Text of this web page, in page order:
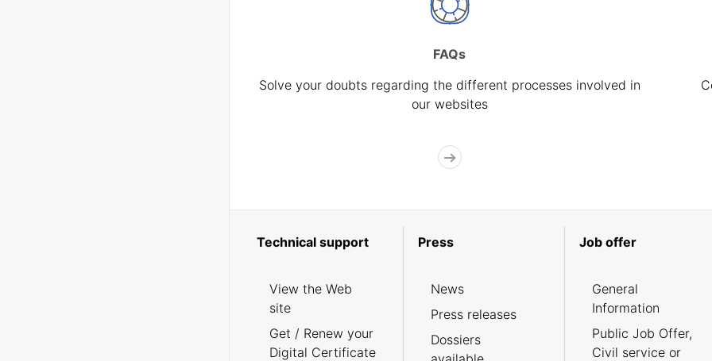
FAQs
Solve your doubts regarding the different processes involved in
our websites
Technical support
View the Web
site
Get / Renew your
Digital Certificate
Press
News
Press releases
Dossiers
Job offer
General
Information
Public Job Offer,
Civil service or